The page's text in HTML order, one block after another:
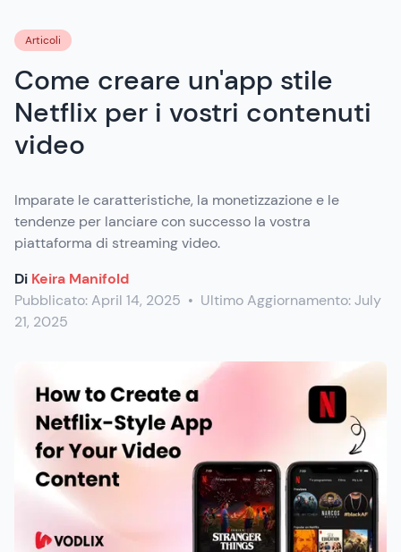
Articoli
Come creare un'app stile
Netflix per i vostri contenuti
video
Imparate le caratteristiche, la monetizzazione e le
tendenze per lanciare con successo la vostra
piattaforma di streaming video.
Di Keira Manifold
Pubblicato:April 14, 2025 • Ultimo Aggiornamento:July
21, 2025